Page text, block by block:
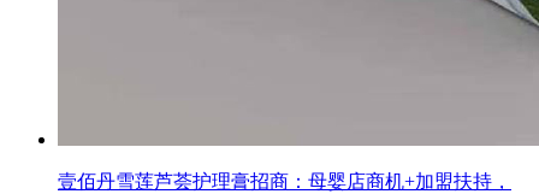
壹佰丹雪莲芦荟护理膏招商：母婴店商机+加盟扶持，